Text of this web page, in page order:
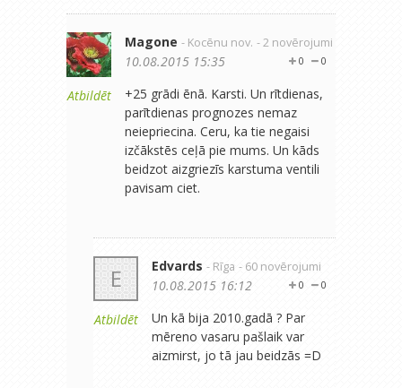
Atbildēt
Magone - Kocēnu nov. - 2 novērojumi
0
0
10.08.2015 15:35
+25 grādi ēnā. Karsti. Un rītdienas,
parītdienas prognozes nemaz
neiepriecina. Ceru, ka tie negaisi
izčākstēs ceļā pie mums. Un kāds
beidzot aizgriezīs karstuma ventili
pavisam ciet.
E
Atbildēt
Edvards - Rīga - 60 novērojumi
0
0
10.08.2015 16:12
Un kā bija 2010.gadā ? Par
mēreno vasaru pašlaik var
aizmirst, jo tā jau beidzās =D